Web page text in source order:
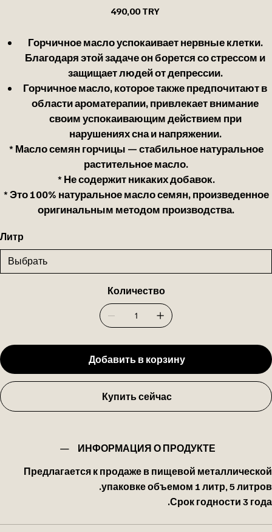
490,00 TRY
Горчичное масло успокаивает нервные клетки.
Благодаря этой задаче он борется со стрессом и
защищает людей от депрессии.
Горчичное масло, которое также предпочитают в
области ароматерапии, привлекает внимание
своим успокаивающим действием при
нарушениях сна и напряжении.
* Масло семян горчицы — стабильное натуральное
растительное масло.
* Не содержит никаких добавок.
* Это 100% натуральное масло семян, произведенное
оригинальным методом производства.
Литр
Количество
Добавить в корзину
Купить сейчас
ИНФОРМАЦИЯ О ПРОДУКТЕ
Предлагается к продаже в пищевой металлической
упаковке объемом 1 литр, 5 литров.
Срок годности 3 года.